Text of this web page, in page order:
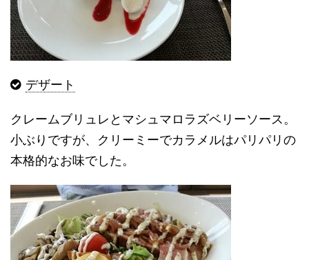
デザート
クレームブリュレとマシュマロラズベリーソース。
小ぶりですが、クリーミーでカラメルはパリパリの
本格的なお味でした。